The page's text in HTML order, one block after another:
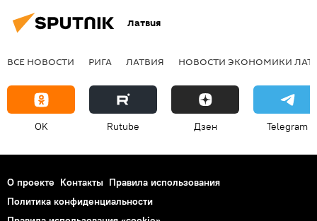
Латвия
ВСЕ НОВОСТИ РИГА ЛАТВИЯ НОВОСТИ ЭКОНОМИКИ
OK Rutube Дзен Telegram
О проекте Контакты Правила использования
Политика конфиденциальности